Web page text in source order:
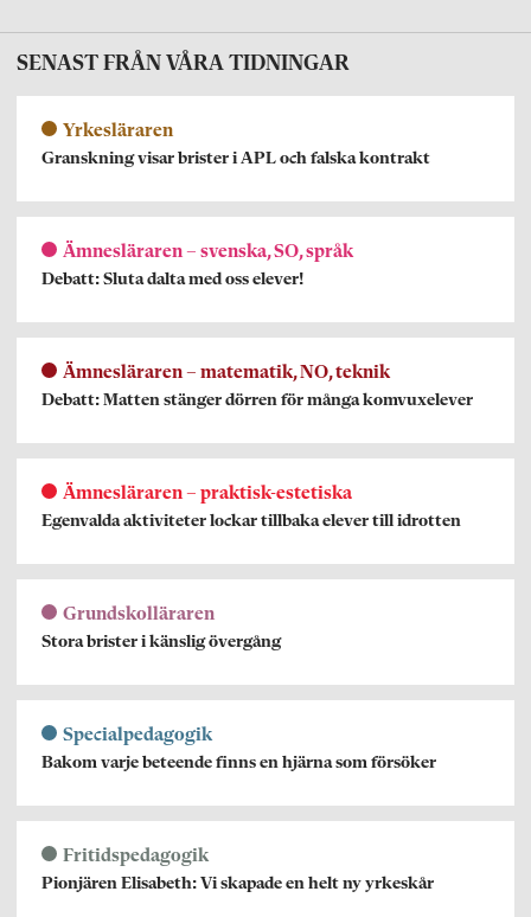
SENAST FRÅN VÅRA TIDNINGAR
Yrkesläraren
Granskning visar brister i APL och falska kontrakt
Ämnesläraren – svenska, SO, språk
Debatt: Sluta dalta med oss elever!
Ämnesläraren – matematik, NO, teknik
Debatt: Matten stänger dörren för många komvuxelever
Ämnesläraren – praktisk-estetiska
Egenvalda aktiviteter lockar tillbaka elever till idrotten
Grundskolläraren
Stora brister i känslig övergång
Specialpedagogik
Bakom varje beteende finns en hjärna som försöker
Fritidspedagogik
Pionjären Elisabeth: Vi skapade en helt ny yrkeskår